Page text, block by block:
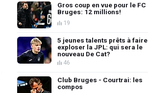
Gros coup en vue pour le FC
Bruges: 12 millions!
19
5 jeunes talents prêts à faire
exploser la JPL: qui sera le
nouveau De Cat?
46
Club Bruges - Courtrai: les
compos